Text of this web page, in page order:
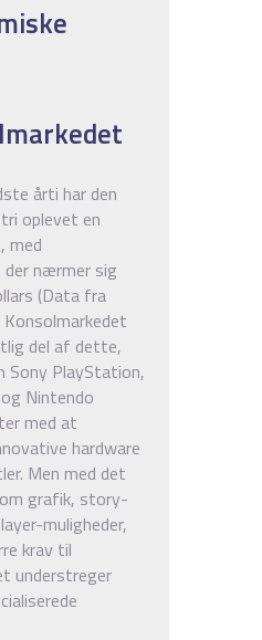
årti har den
oplevet en
med
nærmer sig
(Data fra
del af dette,
Sony PlayStation,
Nintendo
med at
hardware
Men med det
grafik, story-
muligheder,
krav til
understreger